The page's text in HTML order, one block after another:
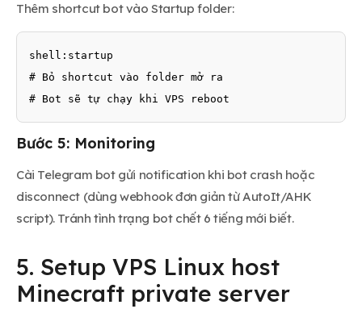
Thêm shortcut bot vào Startup folder:
shell:startup
# Bỏ shortcut vào folder mở ra
# Bot sẽ tự chạy khi VPS reboot
Bước 5: Monitoring
Cài Telegram bot gửi notification khi bot crash hoặc
disconnect (dùng webhook đơn giản từ AutoIt/AHK
script). Tránh tình trạng bot chết 6 tiếng mới biết.
5. Setup VPS Linux host
Minecraft private server